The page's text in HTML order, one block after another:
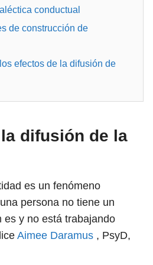
conductual
de construcción de
efectos de la difusión de
difusión de la
es un fenómeno
persona no tiene un
es y no está trabajando
Aimee Daramus , PsyD,